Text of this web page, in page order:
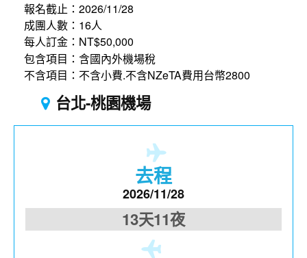
報名截止：2026/11/28
成團人數：16人
每人訂金：NT$50,000
包含項目：含國內外機場稅
不含項目：不含小費.不含NZeTA費用台幣2800
台北-桃園機場
去程
2026/11/28
13天11夜